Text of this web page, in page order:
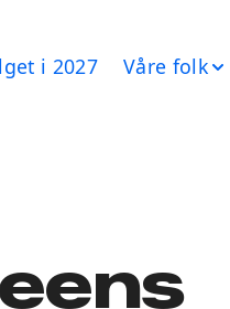
i 2027 Våre folk